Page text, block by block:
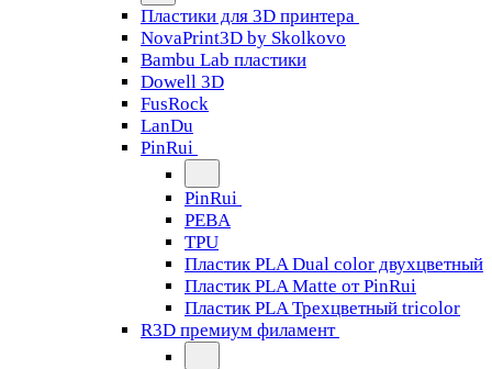
Пластики для 3D принтера
NovaPrint3D by Skolkovo
Bambu Lab пластики
Dowell 3D
FusRock
LanDu
PinRui
PinRui
PEBA
TPU
Пластик PLA Dual color двухцветный
Пластик PLA Matte от PinRui
Пластик PLA Трехцветный tricolor
R3D премиум филамент